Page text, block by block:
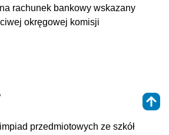
rachunek bankowy wskazany
okręgowej komisji
przedmiotowych ze szkół